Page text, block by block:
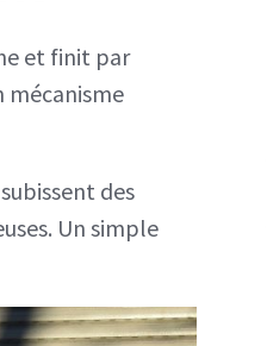
et finit par
mécanisme
des
Un simple